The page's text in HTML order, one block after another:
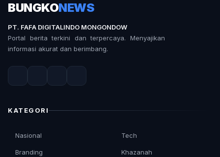
BUNGKONEWS
PT. FAFA DIGITALINDO MONGONDOW
Portal berita terkini dan terpercaya. Menyajikan
informasi akurat dan berimbang.
KATEGORI
Nasional
Branding
Tech
Khazanah